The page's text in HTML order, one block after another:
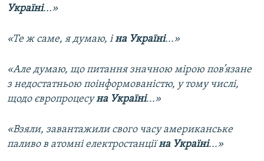
Україні...»
«Те ж саме, я думаю, іна Україні...»
«Але думаю, що питання значною мірою пов’язане
з недостатньою поінформованістю, у тому числі,
щодо європроцесуна Україні...»
«Взяли, завантажили свого часу американське
паливо в атомні електростанціїна Україні...»